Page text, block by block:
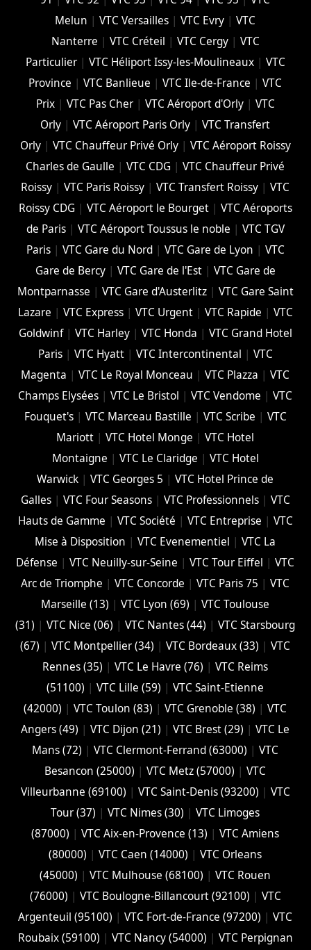
Melun |VTC Versailles |VTC Evry |VTC
Nanterre | VTC Créteil | VTC Cergy| VTC
Particulier| VTC Héliport Issy-les-Moulineaux| VTC
Province |VTC Banlieue |VTC Ile-de-France |VTC
Prix| VTC Pas Cher| VTC Aéroport d'Orly| VTC
Orly |VTC Aéroport Paris Orly |VTC Transfert
Orly| VTC Chauffeur Privé Orly| VTC Aéroport Roissy
Charles de Gaulle |VTC CDG |VTC Chauffeur Privé
Roissy |VTC Paris Roissy |VTC Transfert Roissy |VTC
Roissy CDG | VTC Aéroport le Bourget| VTC Aéroports
de Paris| VTC Aéroport Toussus le noble | VTC TGV
Paris| VTC Gare du Nord| VTC Gare de Lyon | VTC
Gare de Bercy| VTC Gare de l'Est| VTC Gare de
Montparnasse | VTC Gare d'Austerlitz| VTC Gare Saint
Lazare | VTC Express| VTC Urgent| VTC Rapide | VTC
Goldwinf| VTC Harley| VTC Honda | VTC Grand Hotel
Paris| VTC Hyatt| VTC Intercontinental | VTC
Magenta |VTC Le Royal Monceau |VTC Plazza |VTC
Champs Elysées |VTC Le Bristol |VTC Vendome |VTC
Fouquet's| VTC Marceau Bastille | VTC Scribe | VTC
Mariott |VTC Hotel Monge |VTC Hotel
Montaigne | VTC Le Claridge | VTC Hotel
Warwick |VTC Georges 5 |VTC Hotel Prince de
Galles| VTC Four Seasons| VTC Professionnels| VTC
Hauts de Gamme | VTC Société | VTC Entreprise | VTC
Mise à Disposition |VTC Evenementiel |VTC La
Défense |VTC Neuilly-sur-Seine |VTC Tour Eiffel |VTC
Arc de Triomphe |VTC Concorde |VTC Paris 75 |VTC
Marseille (13) |VTC Lyon (69) |VTC Toulouse
(31) |VTC Nice (06) |VTC Nantes (44) |VTC Starsbourg
(67) |VTC Montpellier (34) |VTC Bordeaux (33) |VTC
Rennes (35) |VTC Le Havre (76) |VTC Reims
(51100) |VTC Lille (59) |VTC Saint-Etienne
(42000) |VTC Toulon (83) |VTC Grenoble (38) |VTC
Angers (49) |VTC Dijon (21) |VTC Brest (29) |VTC Le
Mans (72) |VTC Clermont-Ferrand (63000) |VTC
Besancon (‎25000) |VTC Metz (57000) |VTC
Villeurbanne (‎69100) | VTC Saint-Denis (93200) | VTC
Tour (37) |VTC Nimes (30) |VTC Limoges
(‎87000) |VTC Aix-en-Provence (13) |VTC Amiens
(‎80000) |VTC Caen (14000) |VTC Orleans
(45000) |VTC Mulhouse (68100) |VTC Rouen
(76000) | VTC Boulogne-Billancourt (92100) | VTC
Argenteuil (95100) |VTC Fort-de-France (97200) |VTC
Roubaix (‎59100) | VTC Nancy (‎54000) | VTC Perpignan